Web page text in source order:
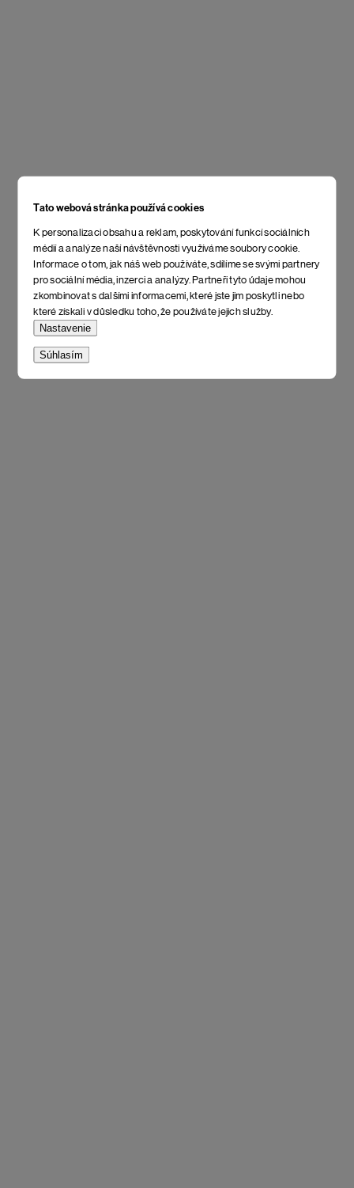
Tato webová stránka používá cookies
K personalizaci obsahu a reklam, poskytování funkcí sociálních
médií a analýze naší návštěvnosti využíváme soubory cookie.
Informace o tom, jak náš web používáte, sdílíme se svými partnery
pro sociální média, inzerci a analýzy. Partneři tyto údaje mohou
zkombinovat s dalšími informacemi, které jste jim poskytli nebo
které získali v důsledku toho, že používáte jejich služby.
Nastavenie
Súhlasím